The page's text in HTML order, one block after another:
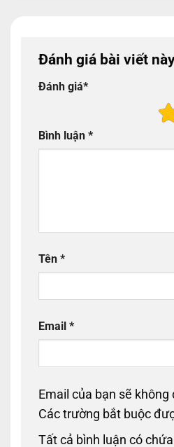
Đánh giá bài viết
Đánh giá*
Bình luận *
Tên *
Email *
Email của bạn sẽ
Các trường bắt buộc
Tất cả bình luận có